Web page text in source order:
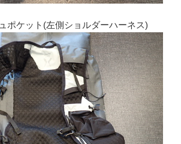
ポケット(左側ショルダーハーネス)